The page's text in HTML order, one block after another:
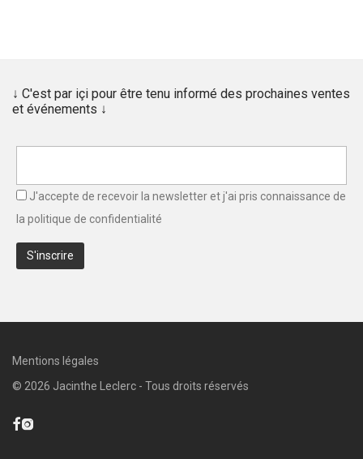
↓ C'est par içi pour être tenu informé des prochaines ventes
et événements ↓
J'accepte de recevoir la newsletter et j'ai pris connaissance de
la politique de confidentialité
Mentions légales
© 2026 Jacinthe Leclerc - Tous droits réservés